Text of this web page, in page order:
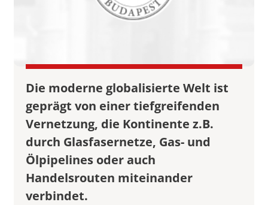
Die moderne globalisierte Welt ist
geprägt von einer tiefgreifenden
Vernetzung, die Kontinente z.B.
durch Glasfasernetze, Gas- und
Ölpipelines oder auch
Handelsrouten miteinander
verbindet.